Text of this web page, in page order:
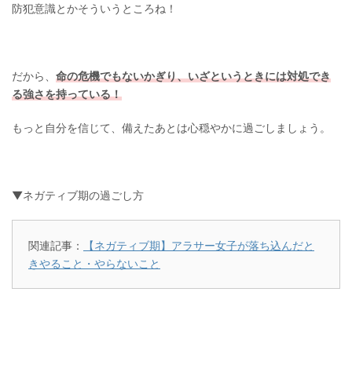
防犯意識とかそういうところね！
だから、 命の危機でもないかぎり、いざというときには対処でき
る強さを持っている！
もっと自分を信じて、備えたあとは心穏やかに過ごしましょう。
▼ネガティブ期の過ごし方
関連記事：
【ネガティブ期】アラサー女子が落ち込んだと
きやること・やらないこと